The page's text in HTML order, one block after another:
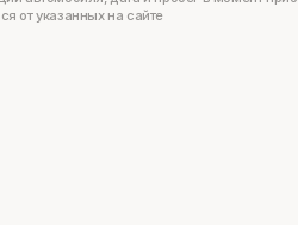
от указанных на сайте